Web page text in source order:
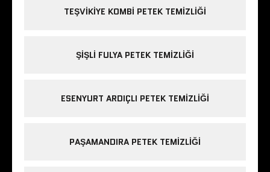
TEŞVIKIYE KOMBI PETEK TEMIZLIĞI
ŞIŞLI FULYA PETEK TEMIZLIĞI
ESENYURT ARDIÇLI PETEK TEMIZLIĞI
PAŞAMANDIRA PETEK TEMIZLIĞI